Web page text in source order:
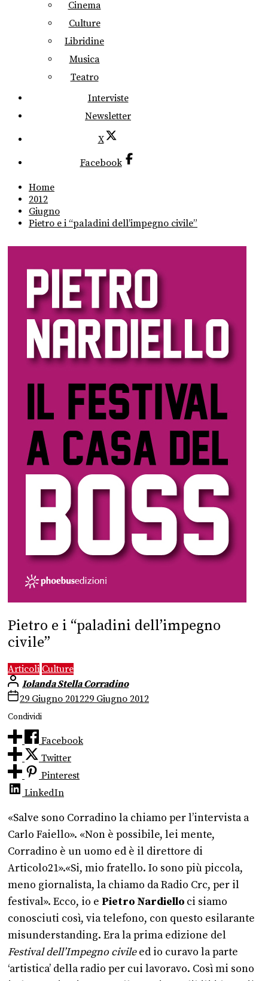
Cinema
Culture
Libridine
Musica
Teatro
Interviste
Newsletter
X
Facebook
Home
2012
Giugno
Pietro e i “paladini dell’impegno civile”
Pietro e i “paladini dell’impegno
civile”
Articoli Culture
Iolanda Stella Corradino
29 Giugno 201229 Giugno 2012
Condividi
Facebook
Twitter
Pinterest
LinkedIn
«Salve sono Corradino la chiamo per l’intervista a
Carlo Faiello». «Non è possibile, lei mente,
Corradino è un uomo ed è il direttore di
Articolo21».«Si, mio fratello. Io sono più piccola,
meno giornalista, la chiamo da Radio Crc, per il
festival». Ecco, io e Pietro Nardiello ci siamo
conosciuti così, via telefono, con questo esilarante
misunderstanding. Era la prima edizione del
Festival dell’Impegno civileed io curavo la parte
‘artistica’ della radio per cui lavoravo. Così mi sono